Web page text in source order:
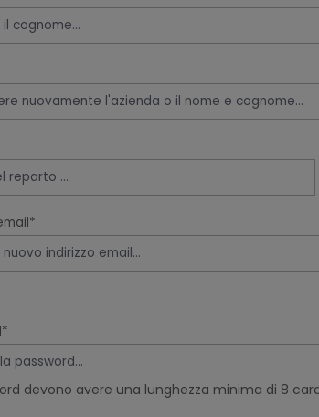
devono avere una lunghezza minima di 8